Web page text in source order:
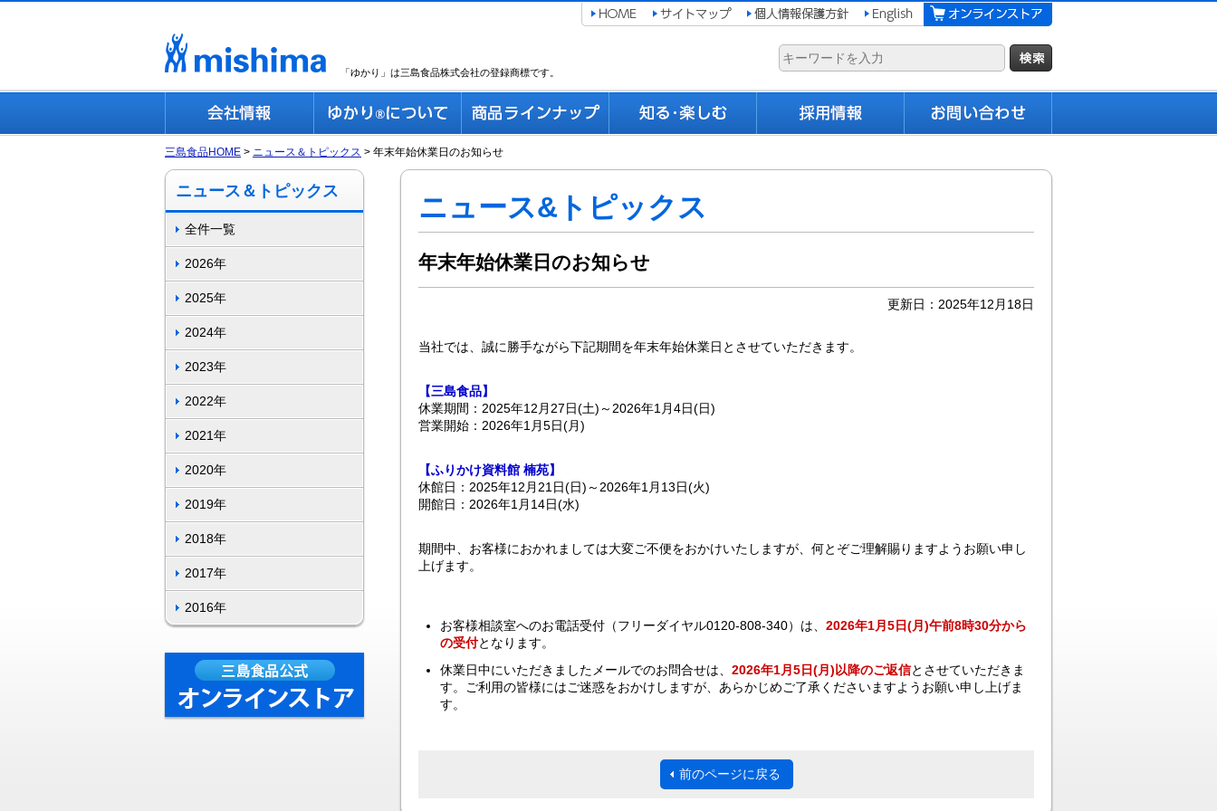
「ゆかり」は三島食品株式会社の登録商標です。
三島食品HOME ニュース＆トピックス 年末年始休業日のお知らせ
ニュース＆トピックス
全件一覧
2026年
2025年
2024年
2023年
2022年
2021年
2020年
2019年
2018年
2017年
2016年
ニュース&トピックス
年末年始休業日のお知らせ
更新日：2025年12月18日
当社では、誠に勝手ながら下記期間を年末年始休業日とさせていただきます。
【三島食品】
休業期間：2025年12月27日(土)～2026年1月4日(日)
営業開始：2026年1月5日(月)
【ふりかけ資料館 楠苑】
休館日：2025年12月21日(日)～2026年1月13日(火)
開館日：2026年1月14日(水)
期間中、お客様におかれましては大変ご不便をおかけいたしますが、何とぞご理解賜りますようお願い申し
上げます。
お客様相談室へのお電話受付（フリーダイヤル0120-808-340）は、 2026年1月5日(月)午前8時30分から
の受付となります。
休業日中にいただきましたメールでのお問合せは、 2026年1月5日(月)以降のご返信とさせていただきま
す。ご利用の皆様にはご迷惑をおかけしますが、あらかじめご了承くださいますようお願い申し上げま
す。
前のページに戻る